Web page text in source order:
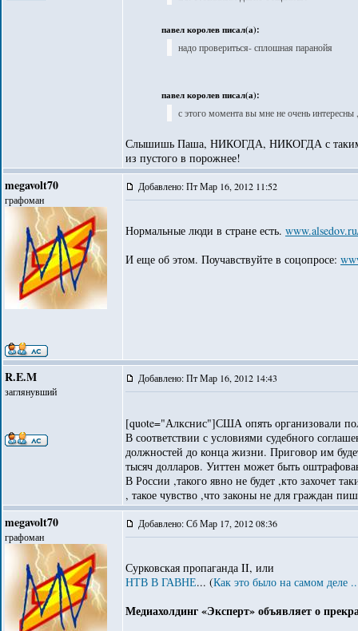
павел королев писал(а):
надо провериться- сплошная паранойя
павел королев писал(а):
с этого момента вы мне не очень
Слышишь Паша, НИКОГДА, НИКОГДА с таким
из пустого в порожнее!
megavolt70
графоман
Добавлено: Пт Мар 16, 2012 11:52
Нормальные люди в стране есть.
И еще об этом. Поучавствуйте в соцопросе:
R.E.M
заглянувший
Добавлено: Пт Мар 16, 2012 14:43
[quote="Алкснис"]США опять организовали
В соответствии с условиями судебного
должностей до конца жизни. Приговор им
тысяч долларов. Уиттен может быть
В России ,такого явно не будет ,кто захочет
, такое чувство ,что законы не для граждан
megavolt70
графоман
Добавлено: Сб Мар 17, 2012 08:36
Сурковская пропаганда II, или
НТВ В ГАВНЕ... (Как это было на самом деле
Медиахолдинг «Эксперт» объявляет о